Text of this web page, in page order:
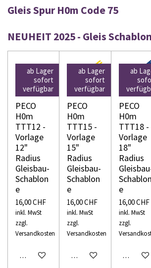
Gleis Spur H0m Code 75
NEUHEIT 2025 - Gleis
ab Lager
sofort
verfügbar
PECO
H0m
TTT12 -
Vorlage
12"
Radius
Gleisbau-
Schablon
e
16,00 CHF
inkl. MwSt
zzgl.
Versandkosten
In den Warenkorb
ab Lager
sofort
verfügbar
PECO
H0m
TTT15 -
Vorlage
15"
Radius
Gleisbau-
Schablon
e
16,00 CHF
inkl. MwSt
zzgl.
Versandkosten
In den Warenkorb
ab
PECO
H0m
TTT18 -
Vorlage
18"
Radius
Schablon
e
16,00 CHF
inkl. MwSt
zzgl.
In den